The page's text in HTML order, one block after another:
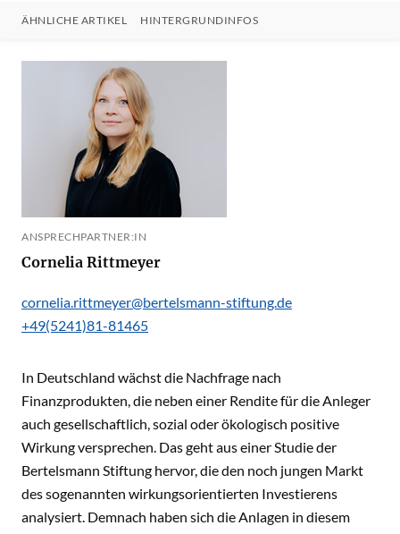
ÄHNLICHE ARTIKEL HINTERGRUNDINFOS
ANSPRECHPARTNER:IN
Cornelia Rittmeyer
cornelia.rittmeyer@bertelsmann-stiftung.de
+49(5241)81-81465
In Deutschland wächst die Nachfrage nach
Finanzprodukten, die neben einer Rendite für die Anleger
auch gesellschaftlich, sozial oder ökologisch positive
Wirkung versprechen. Das geht aus einer Studie der
Bertelsmann Stiftung hervor, die den noch jungen Markt
des sogenannten wirkungsorientierten Investierens
analysiert. Demnach haben sich die Anlagen in diesem